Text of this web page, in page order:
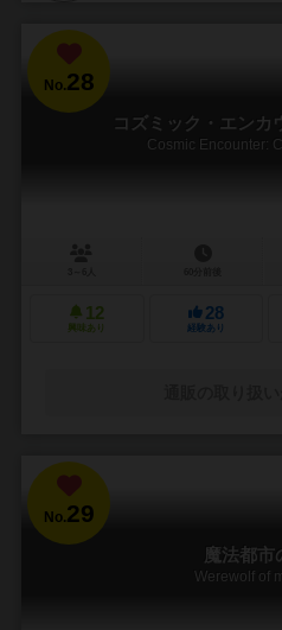
No.28
コズミック・エンカ
Cosmic Encounter:
12
興味あり
28
経験あり
No.29
魔法都市
Werewolf of